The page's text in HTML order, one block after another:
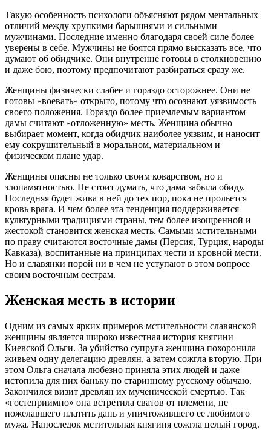
Такую особенность психологи объясняют рядом ментальных
отличий между хрупкими барышнями и сильными
мужчинами. Последние именно благодаря своей силе более
уверены в себе. Мужчины не боятся прямо высказать все, что
думают об обидчике. Они внутренне готовы в столкновению
и даже бою, поэтому предпочитают разбираться сразу же.
Женщины физически слабее и гораздо осторожнее. Они не
готовы «воевать» открыто, потому что осознают уязвимость
своего положения. Гораздо более приемлемым вариантом
дамы считают «отложенную» месть. Женщина обычно
выбирает момент, когда обидчик наиболее уязвим, и наносит
ему сокрушительный в моральном, материальном и
физическом плане удар.
Женщины опасны не только своим коварством, но и
злопамятностью. Не стоит думать, что дама забыла обиду.
Последняя будет жива в ней до тех пор, пока не прольется
кровь врага. И чем более эта тенденция поддерживается
культурными традициями страны, тем более изощренной и
жестокой становится женская месть. Самыми мстительными
по праву считаются восточные дамы (Персия, Турция, народы
Кавказа), воспитанные на принципах чести и кровной мести.
Но и славянки порой ни в чем не уступают в этом вопросе
своим восточным сестрам.
Женская месть в истории
Одним из самых ярких примеров мстительности славянской
женщины является широко известная история княгини
Киевской Ольги. За убийство супруга женщина похоронила
живьем одну делегацию древлян, а затем сожгла вторую. При
этом Ольга сначала любезно приняла этих людей и даже
истопила для них баньку по старинному русскому обычаю.
Закончился визит древлян их мученической смертью. Так
«гостеприимно» она встретила сватов от племени, не
пожелавшего платить дань и уничтожившего ее любимого
мужа. Напоследок мстительная княгиня сожгла целый город.